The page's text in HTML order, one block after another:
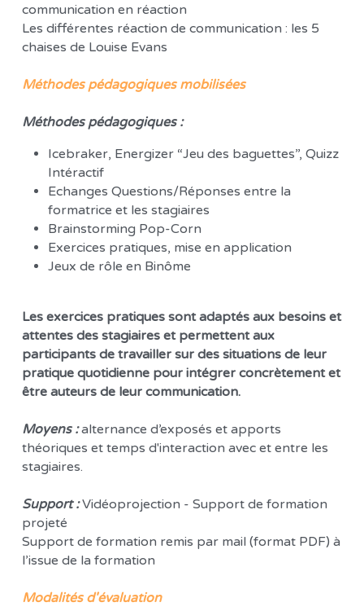
communication en réaction
Les différentes réaction de communication : les 5
chaises de Louise Evans
Méthodes pédagogiques mobilisées
Méthodes pédagogiques :
Icebraker, Energizer “Jeu des baguettes”, Quizz
Intéractif
Echanges Questions/Réponses entre la
formatrice et les stagiaires
Brainstorming Pop-Corn
Exercices pratiques, mise en application
Jeux de rôle en Binôme
Les exercices pratiques sont adaptés aux besoins et
attentes des stagiaires et permettent aux
participants de travailler sur des situations de leur
pratique quotidienne pour intégrer concrètement et
être auteurs de leur communication.
Moyens : alternance d’exposés et apports
théoriques et temps d'interaction avec et entre les
stagiaires.
Support : Vidéoprojection - Support de formation
projeté
Support de formation remis par mail (format PDF) à
l’issue de la formation
Modalités d'évaluation